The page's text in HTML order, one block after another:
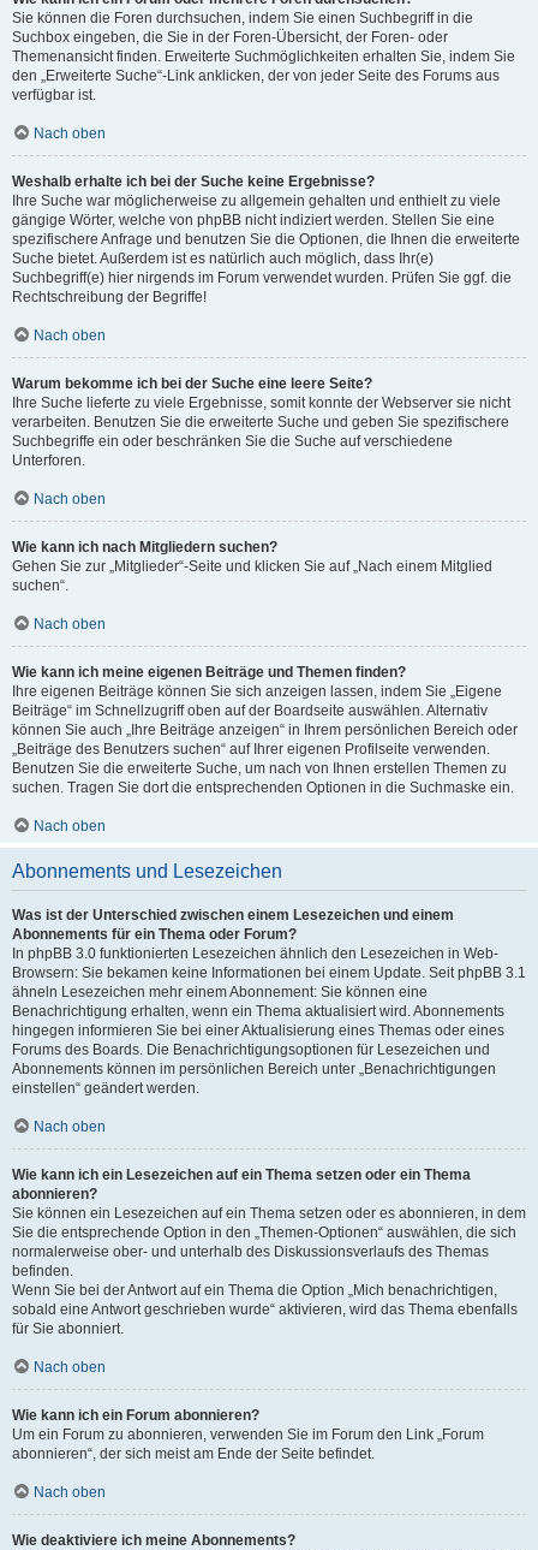
Sie können die Foren durchsuchen, indem Sie einen Suchbegriff in die
Suchbox eingeben, die Sie in der Foren-Übersicht, der Foren- oder
Themenansicht finden. Erweiterte Suchmöglichkeiten erhalten Sie, indem Sie
den „Erweiterte Suche“-Link anklicken, der von jeder Seite des Forums aus
verfügbar ist.
Nach oben
Weshalb erhalte ich bei der Suche keine Ergebnisse?
Ihre Suche war möglicherweise zu allgemein gehalten und enthielt zu viele
gängige Wörter, welche von phpBB nicht indiziert werden. Stellen Sie eine
spezifischere Anfrage und benutzen Sie die Optionen, die Ihnen die erweiterte
Suche bietet. Außerdem ist es natürlich auch möglich, dass Ihr(e)
Suchbegriff(e) hier nirgends im Forum verwendet wurden. Prüfen Sie ggf. die
Rechtschreibung der Begriffe!
Nach oben
Warum bekomme ich bei der Suche eine leere Seite?
Ihre Suche lieferte zu viele Ergebnisse, somit konnte der Webserver sie nicht
verarbeiten. Benutzen Sie die erweiterte Suche und geben Sie spezifischere
Suchbegriffe ein oder beschränken Sie die Suche auf verschiedene
Unterforen.
Nach oben
Wie kann ich nach Mitgliedern suchen?
Gehen Sie zur „Mitglieder“-Seite und klicken Sie auf „Nach einem Mitglied
suchen“.
Nach oben
Wie kann ich meine eigenen Beiträge und Themen finden?
Ihre eigenen Beiträge können Sie sich anzeigen lassen, indem Sie „Eigene
Beiträge“ im Schnellzugriff oben auf der Boardseite auswählen. Alternativ
können Sie auch „Ihre Beiträge anzeigen“ in Ihrem persönlichen Bereich oder
„Beiträge des Benutzers suchen“ auf Ihrer eigenen Profilseite verwenden.
Benutzen Sie die erweiterte Suche, um nach von Ihnen erstellen Themen zu
suchen. Tragen Sie dort die entsprechenden Optionen in die Suchmaske ein.
Nach oben
Abonnements und Lesezeichen
Was ist der Unterschied zwischen einem Lesezeichen und einem
Abonnements für ein Thema oder Forum?
In phpBB 3.0 funktionierten Lesezeichen ähnlich den Lesezeichen in Web-
Browsern: Sie bekamen keine Informationen bei einem Update. Seit phpBB 3.1
ähneln Lesezeichen mehr einem Abonnement: Sie können eine
Benachrichtigung erhalten, wenn ein Thema aktualisiert wird. Abonnements
hingegen informieren Sie bei einer Aktualisierung eines Themas oder eines
Forums des Boards. Die Benachrichtigungsoptionen für Lesezeichen und
Abonnements können im persönlichen Bereich unter „Benachrichtigungen
einstellen“ geändert werden.
Nach oben
Wie kann ich ein Lesezeichen auf ein Thema setzen oder ein Thema
abonnieren?
Sie können ein Lesezeichen auf ein Thema setzen oder es abonnieren, in dem
Sie die entsprechende Option in den „Themen-Optionen“ auswählen, die sich
normalerweise ober- und unterhalb des Diskussionsverlaufs des Themas
befinden.
Wenn Sie bei der Antwort auf ein Thema die Option „Mich benachrichtigen,
sobald eine Antwort geschrieben wurde“ aktivieren, wird das Thema ebenfalls
für Sie abonniert.
Nach oben
Wie kann ich ein Forum abonnieren?
Um ein Forum zu abonnieren, verwenden Sie im Forum den Link „Forum
abonnieren“, der sich meist am Ende der Seite befindet.
Nach oben
Wie deaktiviere ich meine Abonnements?